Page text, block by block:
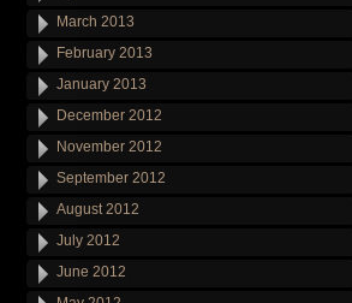
March 2013
February 2013
January 2013
December 2012
November 2012
September 2012
August 2012
July 2012
June 2012